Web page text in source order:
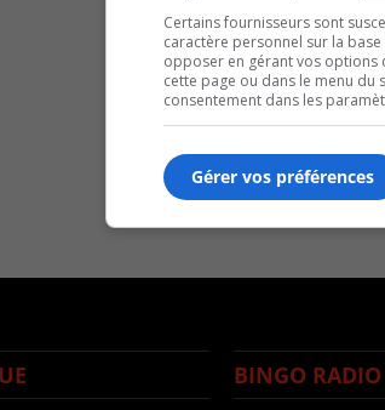
BINGO RADIO
Certains fournisseurs sont
caractère personnel sur la
opposer en gérant vos options
cette page ou dans le menu
consentement dans les
Gérer vos préférences